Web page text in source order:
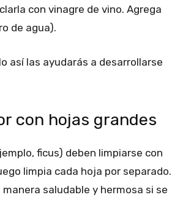
con vinagre de vino. Agrega
de agua).
así las ayudarás a desarrollarse
con hojas grandes
ficus) deben limpiarse con
limpia cada hoja por separado.
saludable y hermosa si se